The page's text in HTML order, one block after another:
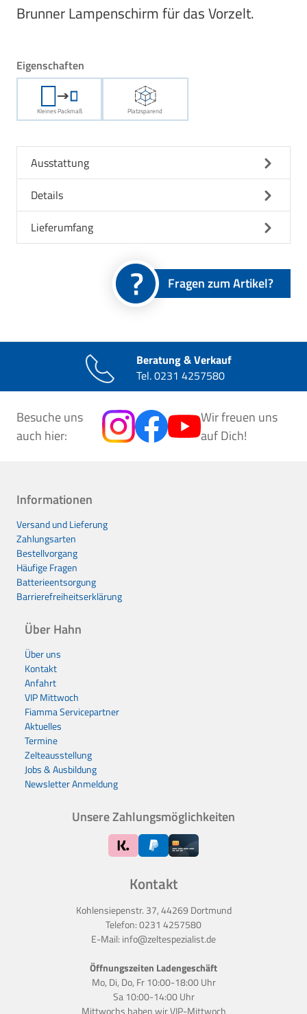
Brunner Lampenschirm für das Vorzelt.
Eigenschaften
Kleines Packmaß Platzsparend
Ausstattung
Details
Lieferumfang
Fragen zum Artikel?
Beratung & Verkauf
Tel.0231 4257580
Besuche uns
auch hier:
Wir freuen uns
auf Dich!
Informationen
Versand und Lieferung
Zahlungsarten
Bestellvorgang
Häufige Fragen
Batterieentsorgung
Barrierefreiheitserklärung
Über Hahn
Über uns
Kontakt
Anfahrt
VIP Mittwoch
Fiamma Servicepartner
Aktuelles
Termine
Zelteausstellung
Jobs & Ausbildung
Newsletter Anmeldung
Kontakt
Kohlensiepenstr. 37, 44269 Dortmund
Telefon:0231 4257580
E-Mail: info@zeltespezialist.de
Öffnungszeiten Ladengeschäft
Mo, Di, Do, Fr 10:00-18:00 Uhr
Sa 10:00-14:00 Uhr
Mittwochs haben wirVIP-Mittwoch
Unsere Zahlungsmöglichkeiten